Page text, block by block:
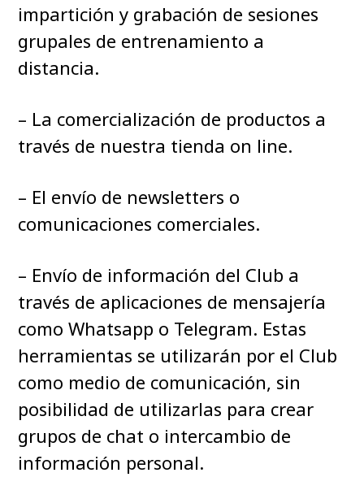
impartición y grabación de sesiones
grupales de entrenamiento a
distancia.
– La comercialización de productos a
través de nuestra tienda on line.
– El envío de newsletters o
comunicaciones comerciales.
– Envío de información del Club a
través de aplicaciones de mensajería
como Whatsapp o Telegram. Estas
herramientas se utilizarán por el Club
como medio de comunicación, sin
posibilidad de utilizarlas para crear
grupos de chat o intercambio de
información personal.